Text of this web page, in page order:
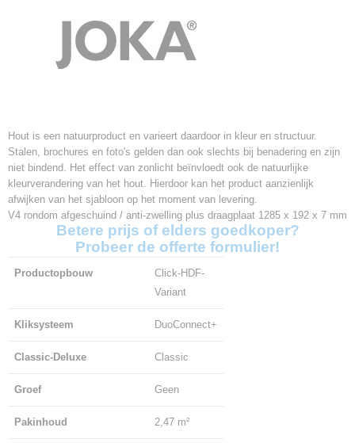
Hout is een natuurproduct en varieert daardoor in kleur en structuur.
Stalen, brochures en foto's gelden dan ook slechts bij benadering en zijn
niet bindend. Het effect van zonlicht beïnvloedt ook de natuurlijke
kleurverandering van het hout. Hierdoor kan het product aanzienlijk
afwijken van het sjabloon op het moment van levering.
V4 rondom afgeschuind / anti-zwelling plus draagplaat 1285 x 192 x 7 mm
Betere prijs of elders goedkoper?
Probeer de offerte formulier!
Productopbouw
Click-HDF-
Variant
Kliksysteem DuoConnect+
Classic-Deluxe Classic
Groef Geen
Pakinhoud 2,47 m²